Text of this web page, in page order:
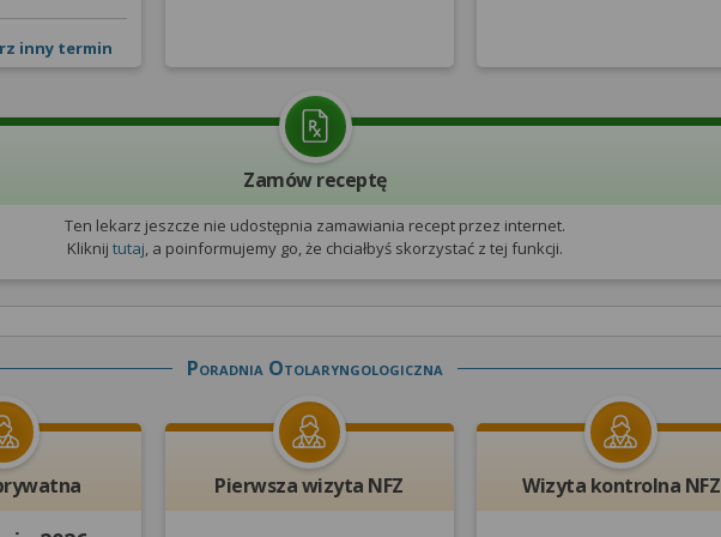
inny termin
Zamów receptę
Ten lekarz jeszcze nie udostępnia zamawiania recept przez internet.
Kliknijtutaj, a poinformujemy go, że chciałbyś skorzystać z tej funkcji.
Poradnia Otolaryngologiczna
Pierwsza wizyta NFZ Wizyta kontrolna NFZ